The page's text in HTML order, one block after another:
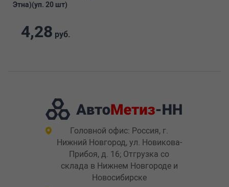
Этна)(уп. 20 шт)
4,28 руб.
Головной офис: Россия, г.
Нижний Новгород, ул. Новикова-
Прибоя, д. 16; Отгрузка со
склада в Нижнем Новгороде и
Новосибирске